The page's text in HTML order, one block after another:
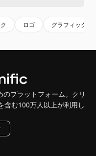
ロゴ グラフィックア
プラットフォーム。クリ
含む100万人以上が利用し